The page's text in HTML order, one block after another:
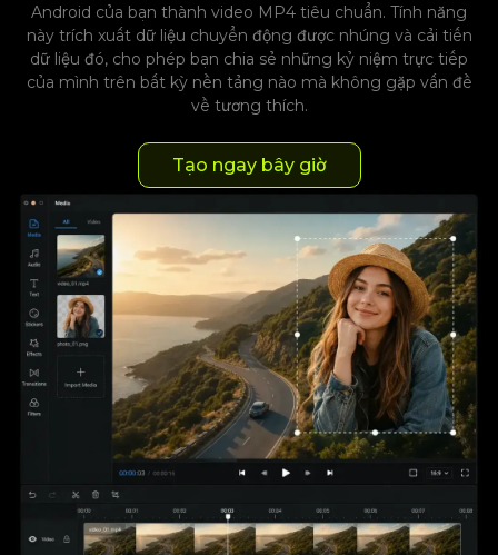
Android của bạn thành video MP4 tiêu chuẩn. Tính năng
này trích xuất dữ liệu chuyển động được nhúng và cải tiến
dữ liệu đó, cho phép bạn chia sẻ những kỷ niệm trực tiếp
của mình trên bất kỳ nền tảng nào mà không gặp vấn đề
về tương thích.
Tạo ngay bây giờ